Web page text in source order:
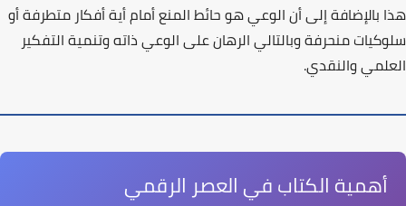
هذا بالإضافة إلى أنالوعي هو حائط المنعأمام أية أفكار متطرفة أو
سلوكيات منحرفة وبالتالي الرهان على الوعي ذاته وتنمية التفكير
العلمي والنقدي.
أهمية الكتاب في العصر الرقمي